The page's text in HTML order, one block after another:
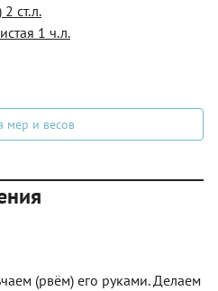
ст.л.
1 ч.л.
мер и весов
(рвём) его руками. Делаем